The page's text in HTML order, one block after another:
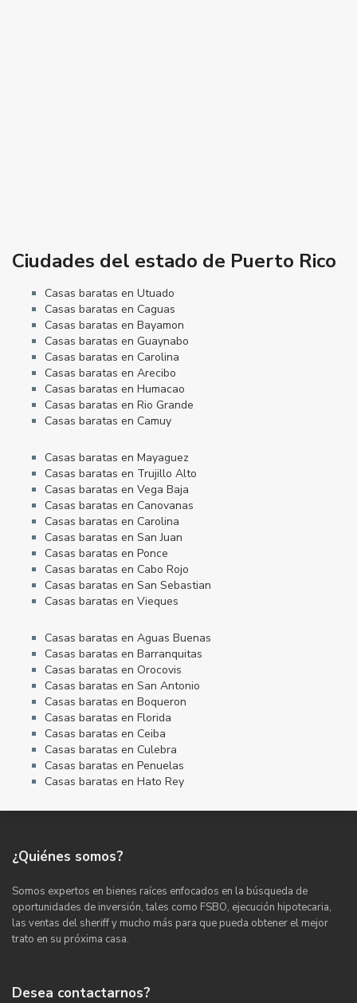
Ciudades del estado de Puerto Rico
Casas baratas en Utuado
Casas baratas en Caguas
Casas baratas en Bayamon
Casas baratas en Guaynabo
Casas baratas en Carolina
Casas baratas en Arecibo
Casas baratas en Humacao
Casas baratas en Rio Grande
Casas baratas en Camuy
Casas baratas en Mayaguez
Casas baratas en Trujillo Alto
Casas baratas en Vega Baja
Casas baratas en Canovanas
Casas baratas en Carolina
Casas baratas en San Juan
Casas baratas en Ponce
Casas baratas en Cabo Rojo
Casas baratas en San Sebastian
Casas baratas en Vieques
Casas baratas en Aguas Buenas
Casas baratas en Barranquitas
Casas baratas en Orocovis
Casas baratas en San Antonio
Casas baratas en Boqueron
Casas baratas en Florida
Casas baratas en Ceiba
Casas baratas en Culebra
Casas baratas en Penuelas
Casas baratas en Hato Rey
¿Quiénes somos?
Somos expertos en bienes raíces enfocados en la búsqueda de
oportunidades de inversión, tales como FSBO, ejecución hipotecaria,
las ventas del sheriff y mucho más para que pueda obtener el mejor
trato en su próxima casa.
Desea contactarnos?